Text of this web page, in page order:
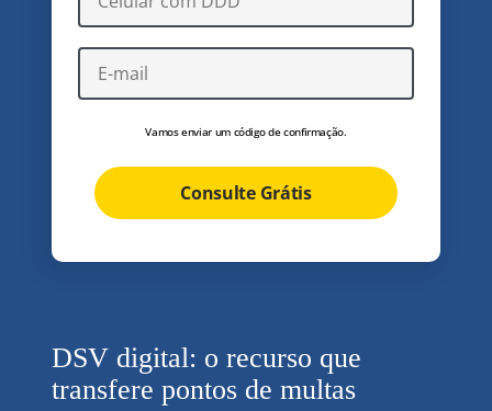
Vamos enviar um código de confirmação.
Consulte Grátis
DSV digital: o recurso que
transfere pontos de multas